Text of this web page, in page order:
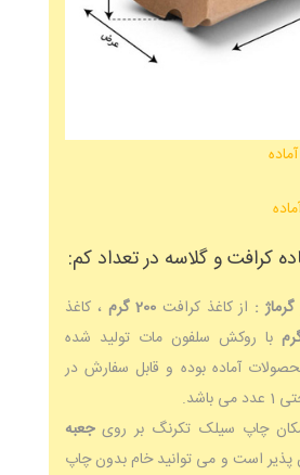
کرافت و گلاسه در تعداد کم:
: از کاغذ کرافت200 گرم
، کاغذ
با روکش سلفون مات تولید شده
آماده بوده و قابل سفارش در
چاپ سیلک تکرنگ بر رویجعبه
پذیر است و می توانید خام بدون چاپ